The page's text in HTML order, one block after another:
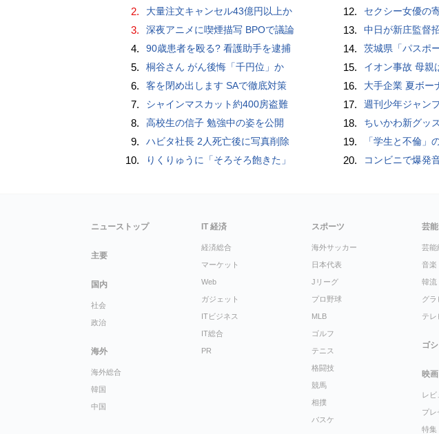
2. 大量注文キャンセル43億円以上か
3. 深夜アニメに喫煙描写 BPOで議論
4. 90歳患者を殴る? 看護助手を逮捕
5. 桐谷さん がん後悔「千円位」か
6. 客を閉め出します SAで徹底対策
7. シャインマスカット約400房盗難
8. 高校生の信子 勉強中の姿を公開
9. ハビタ社長 2人死亡後に写真削除
10. りくりゅうに「そろそろ飽きた」
12. セクシー女優の
13. 中日が新庄監督
14. 茨城県「パスポ
15. イオン事故 母親
16. 大手企業 夏ボー
17. 週刊少年ジャン
18. ちいかわ新グッ
19. 「学生と不倫
20. コンビニで爆発
ニューストップ
主要
国内
社会
政治
海外
海外総合
韓国
中国
IT 経済
経済総合
マーケット
Web
ガジェット
ITビジネス
IT総合
PR
スポーツ
海外サッカー
日本代表
Jリーグ
プロ野球
MLB
ゴルフ
テニス
格闘技
競馬
相撲
バスケ
芸能
芸能
音楽
韓流
グラ
テレ
ゴ
映画
レ
プレ
特集